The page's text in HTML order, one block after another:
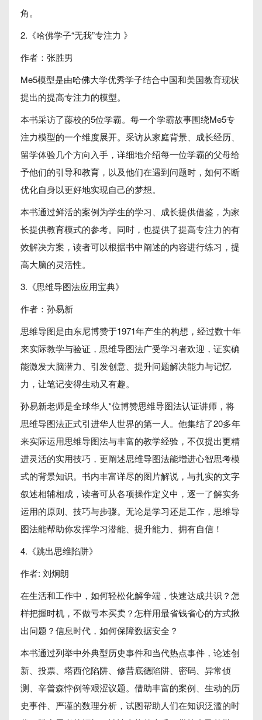
角。
2.《哈佛学子“无我”专注力 》
作者：张胜男
Me5模型是由哈佛大学优秀学子结合中国和美国教育现状
提出的提高专注力的模型。
本书采访了藤校的5位学霸。每一个学霸故事围绕Me5专
注力模型的一个维度展开。采访从家庭背景、成长经历、
留学体验几个方向入手，详细地介绍每一位学霸的父母给
予他们的引导和教育，以及他们在遇到问题时，如何不断
优化自身以更好地实现自己的梦想。
本书通过鲜活的案例为学生的学习、成长提供借鉴，为家
长提供教育模式的参考。同时，也提供了提高专注力的有
效解决方案，读者可以根据书中阐述的内容进行练习，提
高大脑的灵活性。
3.《思维导图法应用宝典》
作者：孙易新
思维导图是由东尼博赞于1971年产生的构想，经过数十年
来实际教学与验证，思维导图法广受学习者欢迎，证实确
能激发大脑潜力、引发创意、提升问题解决能力与记忆
力，让笔记变得生动又有趣。
孙易新老师是全球华人*位博赞思维导图法认证讲师，将
思维导图法正式引进华人世界的第一人。他集结了20多年
来实际运用思维导图法与丰富的教学经验，不仅提出更精
进灵活的实用技巧，更阐述思维导图法能增进心智思考模
式的背景知识。书内丰富详尽的图片解说，与扎实的文字
叙述相辅相成，读者可从各项操作定义中，逐一了解实务
运用的原则、技巧与步骤。无论是学习还是工作，思维导
图法能帮助你发挥学习潜能、提升能力、拥有自信！
4.《跳出思维陷阱》
作者: 刘炯朗
在生活和工作中，如何轻松化解争端，快速达成共识？怎
样把握时机，不做亏本买卖？怎样用最省钱省心的方式揪
出问题？信息时代，如何保障数据安全？
本书通过列举中外典型历史事件和当代热点事件，论述创
新、投票、塔西佗陷阱、修昔底德陷阱、密码、异常侦
测、辛普森悖例等艰涩议题。借助丰富的案例、生动的历
史事件、严谨的数理分析，试图帮助人们在知识泛滥的时